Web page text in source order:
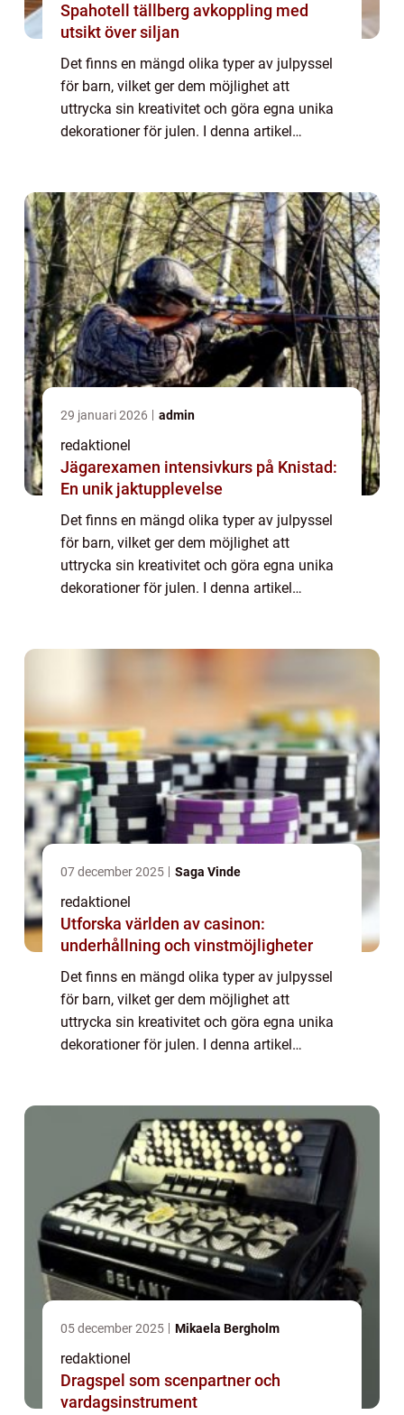
Spahotell tällberg avkoppling med
utsikt över siljan
Det finns en mängd olika typer av julpyssel
för barn, vilket ger dem möjlighet att
uttrycka sin kreativitet och göra egna unika
dekorationer för julen. I denna artikel
29 januari 2026 admin
redaktionel
Jägarexamen intensivkurs på Knistad:
En unik jaktupplevelse
Det finns en mängd olika typer av julpyssel
för barn, vilket ger dem möjlighet att
uttrycka sin kreativitet och göra egna unika
dekorationer för julen. I denna artikel
07 december 2025 Saga Vinde
redaktionel
Utforska världen av casinon:
underhållning och vinstmöjligheter
Det finns en mängd olika typer av julpyssel
för barn, vilket ger dem möjlighet att
uttrycka sin kreativitet och göra egna unika
dekorationer för julen. I denna artikel
05 december 2025 Mikaela Bergholm
redaktionel
Dragspel som scenpartner och
vardagsinstrument